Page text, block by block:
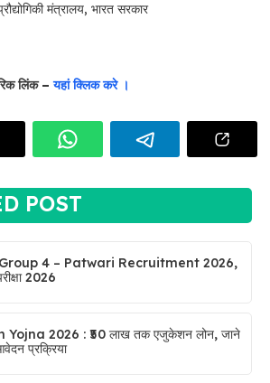
मंत्रालय, भारत सरकार
लिंक –यहां क्लिक करे ।
POST
4 – Patwari Recruitment 2026,
2026
2026 : ₹50 लाख तक एजुकेशन लोन, जाने
प्रक्रिया